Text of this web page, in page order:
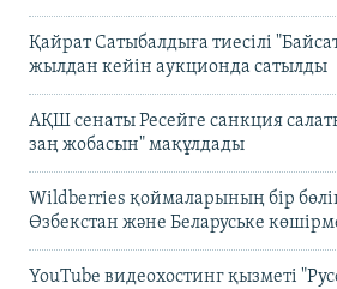
Қайрат Сатыбалдыға тиесілі
жылдан кейін аукционда сатылды
АҚШ сенаты Ресейге санкция
заң жобасын" мақұлдады
Wildberries қоймаларының бір
Өзбекстан және Беларуське
YouTube видеохостинг қызметі